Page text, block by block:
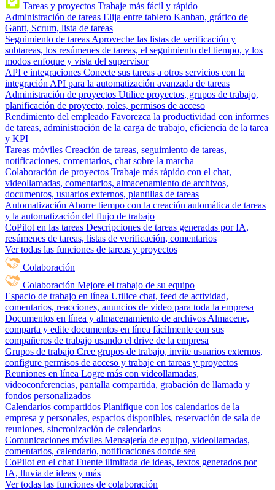
Tareas y proyectos Trabaje más fácil y rápido
Administración de tareas Elija entre tablero Kanban, gráfico de
Gantt, Scrum, lista de tareas
Seguimiento de tareas Aproveche las listas de verificación y
subtareas, los resúmenes de tareas, el seguimiento del tiempo, y los
modos enfoque y vista del supervisor
API e integraciones Conecte sus tareas a otros servicios con la
integración API para la automatización avanzada de tareas
Administración de proyectos Utilice proyectos, grupos de trabajo,
planificación de proyecto, roles, permisos de acceso
Rendimiento del empleado Favorezca la productividad con informes
de tareas, administración de la carga de trabajo, eficiencia de la tarea
y KPI
Tareas móviles Creación de tareas, seguimiento de tareas,
notificaciones, comentarios, chat sobre la marcha
Colaboración de proyectos Trabaje más rápido con el chat,
videollamadas, comentarios, almacenamiento de archivos,
documentos, usuarios externos, plantillas de tareas
Automatización Ahorre tiempo con la creación automática de tareas
y la automatización del flujo de trabajo
CoPilot en las tareas Descripciones de tareas generadas por IA,
resúmenes de tareas, listas de verificación, comentarios
Ver todas las funciones de tareas y proyectos
Colaboración
Colaboración Mejore el trabajo de su equipo
Espacio de trabajo en línea Utilice chat, feed de actividad,
comentarios, reacciones, anuncios de video para toda la empresa
Documentos en línea y almacenamiento de archivos Almacene,
comparta y edite documentos en línea fácilmente con sus
compañeros de trabajo usando el drive de la empresa
Grupos de trabajo Cree grupos de trabajo, invite usuarios externos,
configure permisos de acceso y trabaje en tareas y proyectos
Reuniones en línea Logre más con videollamadas,
videoconferencias, pantalla compartida, grabación de llamada y
fondos personalizados
Calendarios compartidos Planifique con los calendarios de la
empresa y personales, espacios disponibles, reservación de sala de
reuniones, sincronización de calendarios
Comunicaciones móviles Mensajería de equipo, videollamadas,
comentarios, calendario, notificaciones donde sea
CoPilot en el chat Fuente ilimitada de ideas, textos generados por
IA, lluvia de ideas y más
Ver todas las funciones de colaboración